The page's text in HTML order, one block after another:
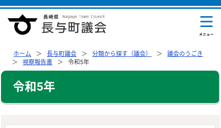
ホーム 長与町議会 分類から探す（議会）
議会のうごき
視察報告書
令和5年
令和5年